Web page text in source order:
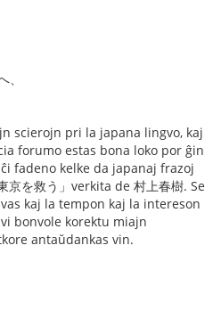
scierojn pri la japana lingvo, kaj
forumo estas bona loko por ĝin
fadeno kelke da japanaj frazoj
京を救う」verkita de 村上春樹. Se
kaj la tempon kaj la intereson
bonvole korektu miajn
antaŭdankas vin.